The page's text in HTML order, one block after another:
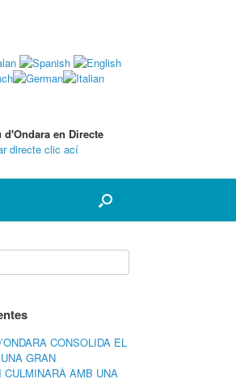
d'Ondara en Directe
directe clic ací
CONSOLIDA EL
GRAN
CULMINARÀ AMB UNA